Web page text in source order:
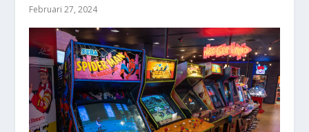
Februari 27, 2024